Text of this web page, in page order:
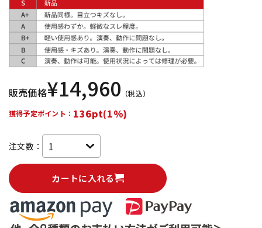
中古
販売価格¥14,960 （税込）
獲得予定ポイント： 136pt(1%)
注文数：
カートに入れる